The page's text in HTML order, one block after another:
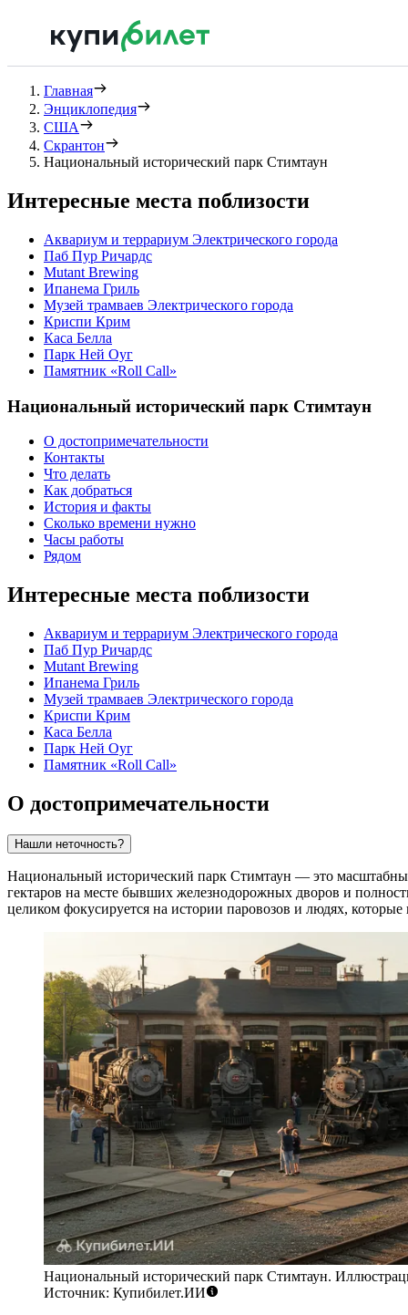
Главная
Энциклопедия
США
Скрантон
Национальный исторический парк Стимтаун
Интересные места поблизости
Аквариум и террариум Электрического города
Паб Пур Ричардс
Mutant Brewing
Ипанема Гриль
Музей трамваев Электрического города
Криспи Крим
Каса Белла
Парк Ней Оуг
Памятник «Roll Call»
Национальный исторический парк Стимтаун
О достопримечательности
Контакты
Что делать
Как добраться
История и факты
Сколько времени нужно
Часы работы
Рядом
Интересные места поблизости
Аквариум и террариум Электрического города
Паб Пур Ричардс
Mutant Brewing
Ипанема Гриль
Музей трамваев Электрического города
Криспи Крим
Каса Белла
Парк Ней Оуг
Памятник «Roll Call»
О достопримечательности
Нашли неточность?
Национальный исторический парк Стимтаун — это
гектаров на месте бывших железнодорожных дворов и
целиком фокусируется на истории паровозов и людях, которые
Национальный исторический парк Стимтаун.
Источник: Купибилет.ИИ